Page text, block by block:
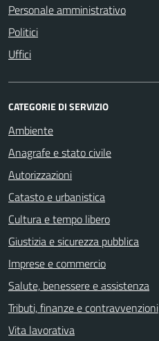
Personale amministrativo
Politici
Uffici
CATEGORIE DI SERVIZIO
Ambiente
Anagrafe e stato civile
Autorizzazioni
Catasto e urbanistica
Cultura e tempo libero
Giustizia e sicurezza pubblica
Imprese e commercio
Salute, benessere e assistenza
Tributi, finanze e contravvenzioni
Vita lavorativa